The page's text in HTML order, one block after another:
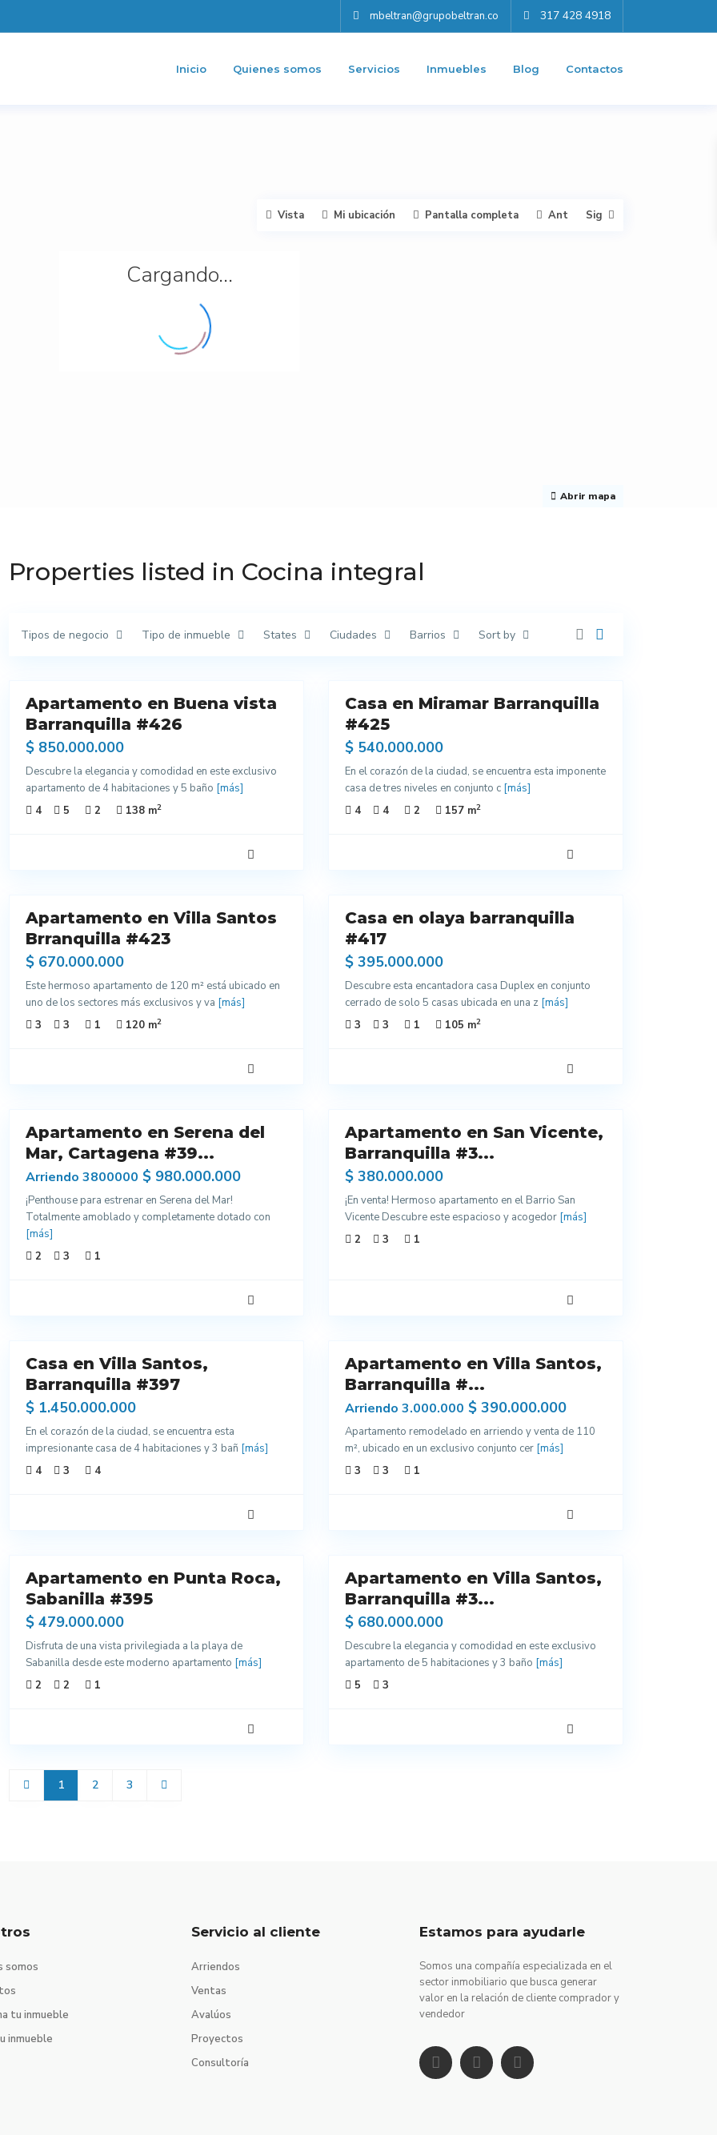
mbeltran@grupobeltran.co 317 428 4918
Inicio Quienes somos Servicios Inmuebles Blog Contactos
Cargando...
Abrir mapa
Vista Mi ubicación Pantalla completa Ant Sig
Properties listed in Cocina integral
Tipos de negocio Tipo de inmueble States Ciudades Barrios Sort by
Apartamento en Buena vista
Barranquilla #426
$ 850.000.000
Descubre la elegancia y comodidad en este exclusivo
apartamento de 4 habitaciones y 5 baño [más]
4
5 2 138 m2
Casa en Miramar Barranquilla
#425
$ 540.000.000
En el corazón de la ciudad, se encuentra esta imponente
casa de tres niveles en conjunto c [más]
4
4 2 157 m2
Apartamento en Villa Santos
Brranquilla #423
$ 670.000.000
Este hermoso apartamento de 120 m² está ubicado en
uno de los sectores más exclusivos y va [más]
3
3 1 120 m2
Casa en olaya barranquilla
#417
$ 395.000.000
Descubre esta encantadora casa Duplex en conjunto
cerrado de solo 5 casas ubicada en una z [más]
3
3 1 105 m2
Apartamento en Serena del
Mar, Cartagena #39...
Arriendo 3800000 $ 980.000.000
¡Penthouse para estrenar en Serena del Mar!
Totalmente amoblado y completamente dotado con
[más]
2
3 1
Apartamento en San Vicente,
Barranquilla #3...
$ 380.000.000
¡En venta! Hermoso apartamento en el Barrio San
Vicente Descubre este espacioso y acogedor [más]
2
3 1
Casa en Villa Santos,
Barranquilla #397
$ 1.450.000.000
En el corazón de la ciudad, se encuentra esta
impresionante casa de 4 habitaciones y 3 bañ [más]
4
3 4
Apartamento en Villa Santos,
Barranquilla #...
Arriendo 3.000.000 $ 390.000.000
Apartamento remodelado en arriendo y venta de 110
m², ubicado en un exclusivo conjunto cer [más]
3
3 1
Apartamento en Punta Roca,
Sabanilla #395
$ 479.000.000
Disfruta de una vista privilegiada a la playa de
Sabanilla desde este moderno apartamento [más]
2
2 1
Apartamento en Villa Santos,
Barranquilla #3...
$ 680.000.000
Descubre la elegancia y comodidad en este exclusivo
apartamento de 5 habitaciones y 3 baño [más]
5
3
1 2 3
somos
tu inmueble
inmueble
Servicio al cliente
Arriendos
Ventas
Avalúos
Proyectos
Consultoría
Estamos para ayudarle
Somos una compañía especializada en el
sector inmobiliario que busca generar
valor en la relación de cliente comprador y
vendedor